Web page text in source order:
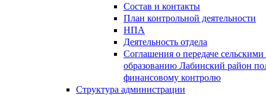
Состав и контакты
План контрольной деятельности
НПА
Деятельность отдела
Соглашения о передаче
образованию Лабинский район
финансовому контролю
Структура администрации